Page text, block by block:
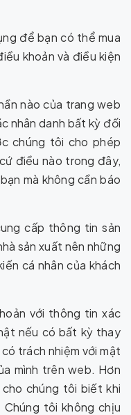
để bạn có thể mua
khoản và điều kiện
nào của trang web
nhân danh bất kỳ đối
chúng tôi cho phép
điều nào trong đây,
mà không cần báo
cấp thông tin sản
sản xuất nên những
cá nhân của khách
với thông tin xác
nếu có bất kỳ thay
trách nhiệm với mật
mình trên web. Hơn
chúng tôi biết khi
tôi không chịu